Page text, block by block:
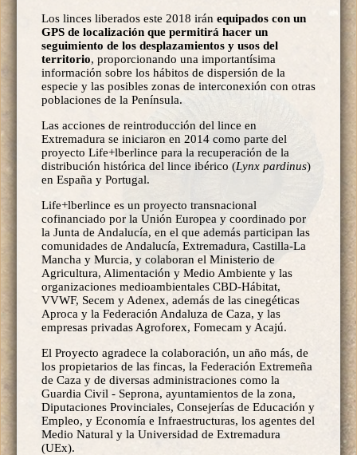
Los linces liberados este 2018 irán equipados con un
GPS de localización que permitirá hacer un
seguimiento de los desplazamientos y usos del
territorio, proporcionando una importantísima
información sobre los hábitos de dispersión de la
especie y las posibles zonas de interconexión con otras
poblaciones de la Península.
Las acciones de reintroducción del lince en
Extremadura se iniciaron en 2014 como parte del
proyecto Life+lberlince para la recuperación de la
distribución histórica del lince ibérico (Lynx pardinus)
en España y Portugal.
Life+lberlince es un proyecto transnacional
cofinanciado por la Unión Europea y coordinado por
la Junta de Andalucía, en el que además participan las
comunidades de Andalucía, Extremadura, Castilla-La
Mancha y Murcia, y colaboran el Ministerio de
Agricultura, Alimentación y Medio Ambiente y las
organizaciones medioambientales CBD-Hábitat,
VVWF, Secem y Adenex, además de las cinegéticas
Aproca y la Federación Andaluza de Caza, y las
empresas privadas Agroforex, Fomecam y Acajú.
El Proyecto agradece la colaboración, un año más, de
los propietarios de las fincas, la Federación Extremeña
de Caza y de diversas administraciones como la
Guardia Civil - Seprona, ayuntamientos de la zona,
Diputaciones Provinciales, Consejerías de Educación y
Empleo, y Economía e Infraestructuras, los agentes del
Medio Natural y la Universidad de Extremadura
(UEx).